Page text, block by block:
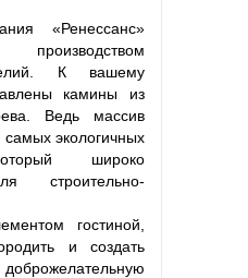
«Ренессанс»
К вашему
камины из
Ведь массив
экологичных
широко
строительно-
гостиной,
и создать